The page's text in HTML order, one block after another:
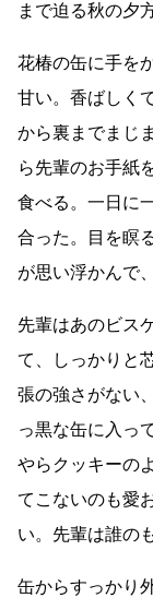
まで迫る秋の夕
花椿の缶に手を
甘い。香ばしく
から裏までまじ
ら先輩のお手紙
食べる。一日に
合った。目を瞑
が思い浮かんで
先輩はあのビス
て、しっかりと
張の強さがない
っ黒な缶に入っ
やらクッキーの
てこないのも愛
い。先輩は誰の
缶からすっかり